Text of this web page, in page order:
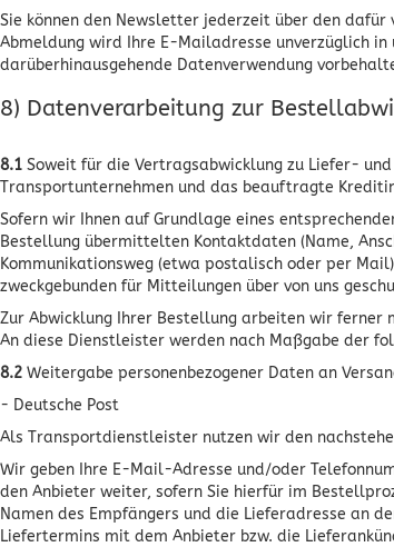
Sie können den Newsletter jederzeit über den
Abmeldung wird Ihre E-Mailadresse unverzüglich
darüberhinausgehende Datenverwendung
8) Datenverarbeitung zur
8.1 Soweit für die Vertragsabwicklung zu Liefer-
Transportunternehmen und das beauftragte
Sofern wir Ihnen auf Grundlage eines
Bestellung übermittelten Kontaktdaten (Name,
Kommunikationsweg (etwa postalisch oder per
zweckgebunden für Mitteilungen über von uns
Zur Abwicklung Ihrer Bestellung arbeiten wir ferner
An diese Dienstleister werden nach Maßgabe der
8.2 Weitergabe personenbezogener Daten an
- Deutsche Post
Als Transportdienstleister nutzen wir den
Wir geben Ihre E-Mail-Adresse und/oder
den Anbieter weiter, sofern Sie hierfür im
Namen des Empfängers und die Lieferadresse an
Liefertermins mit dem Anbieter bzw. die